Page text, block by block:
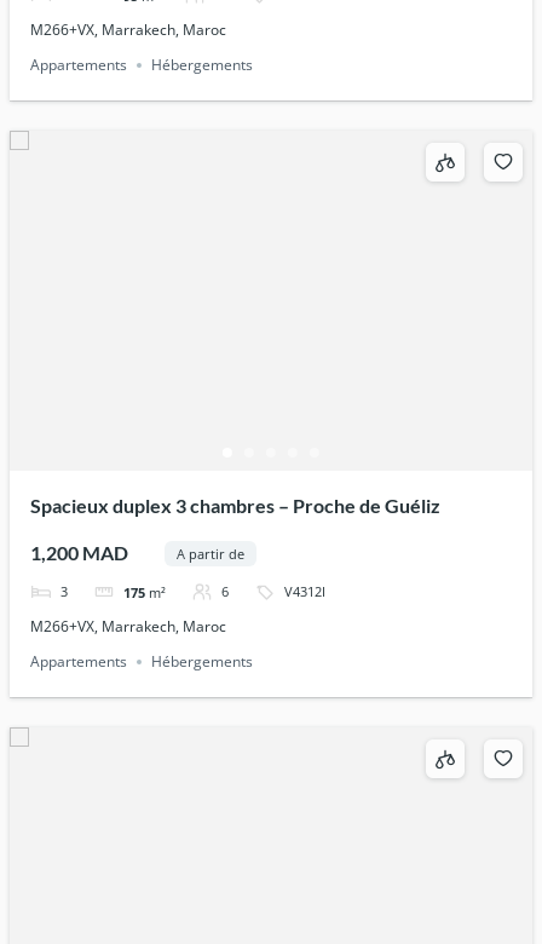
M266+VX, Marrakech, Maroc
Appartements
Hébergements
Spacieux duplex 3 chambres – Proche de Guéliz
1,200 MAD A partir de
3 175 m² 6 V4312I
M266+VX, Marrakech, Maroc
Appartements
Hébergements